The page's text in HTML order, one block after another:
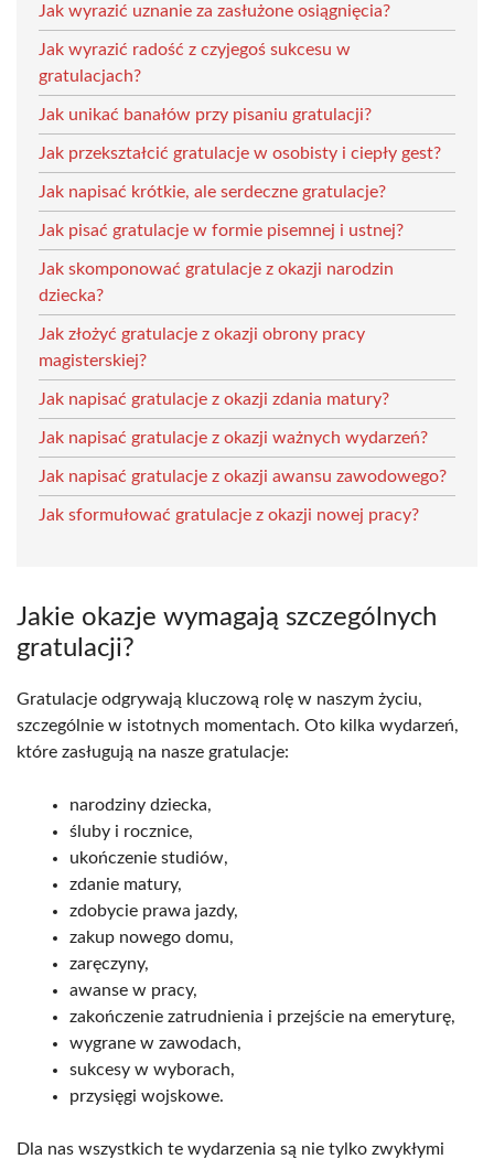
Jak wyrazić uznanie za zasłużone osiągnięcia?
Jak wyrazić radość z czyjegoś sukcesu w
gratulacjach?
Jak unikać banałów przy pisaniu gratulacji?
Jak przekształcić gratulacje w osobisty i ciepły gest?
Jak napisać krótkie, ale serdeczne gratulacje?
Jak pisać gratulacje w formie pisemnej i ustnej?
Jak skomponować gratulacje z okazji narodzin
dziecka?
Jak złożyć gratulacje z okazji obrony pracy
magisterskiej?
Jak napisać gratulacje z okazji zdania matury?
Jak napisać gratulacje z okazji ważnych wydarzeń?
Jak napisać gratulacje z okazji awansu zawodowego?
Jak sformułować gratulacje z okazji nowej pracy?
Jakie okazje wymagają szczególnych
gratulacji?
Gratulacje odgrywają kluczową rolę w naszym życiu,
szczególnie w istotnych momentach. Oto kilka wydarzeń,
które zasługują na nasze gratulacje:
narodziny dziecka,
śluby i rocznice,
ukończenie studiów,
zdanie matury,
zdobycie prawa jazdy,
zakup nowego domu,
zaręczyny,
awanse w pracy,
zakończenie zatrudnienia i przejście na emeryturę,
wygrane w zawodach,
sukcesy w wyborach,
przysięgi wojskowe.
Dla nas wszystkich te wydarzenia są nie tylko zwykłymi